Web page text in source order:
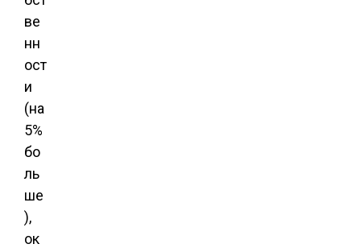
ве
нн
ост
и
(на
5%
бо
ль
ше
),
ок